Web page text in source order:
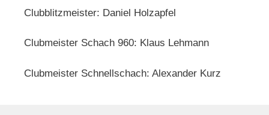
Clubblitzmeister: Daniel Holzapfel
Clubmeister Schach 960: Klaus Lehmann
Clubmeister Schnellschach: Alexander Kurz